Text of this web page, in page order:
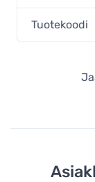
Tuotekoodi